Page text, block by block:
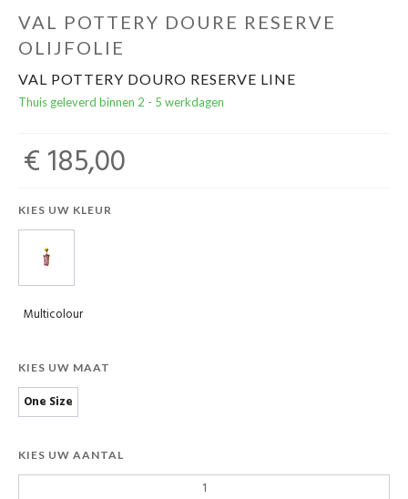
Cadeaubon
Acties en events
Winkels
VAL POTTERY DOURE RESERVE
OLIJFOLIE
VAL POTTERY DOURO RESERVE LINE
Thuis geleverd binnen 2 - 5 werkdagen
€ 185,00
KIES UW KLEUR
Multicolour
KIES UW MAAT
One Size
KIES UW AANTAL